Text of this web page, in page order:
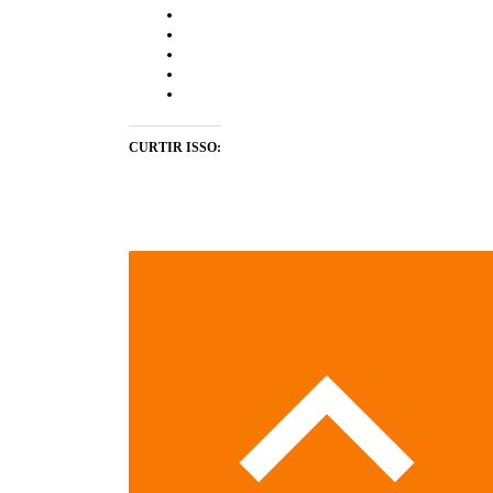
CURTIR ISSO: